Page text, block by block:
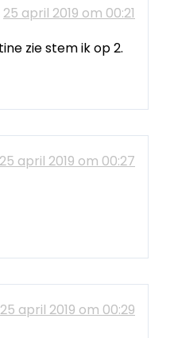
25 april 2019 om 00:21
zie stem ik op 2.
25 april 2019 om 00:27
25 april 2019 om 00:29